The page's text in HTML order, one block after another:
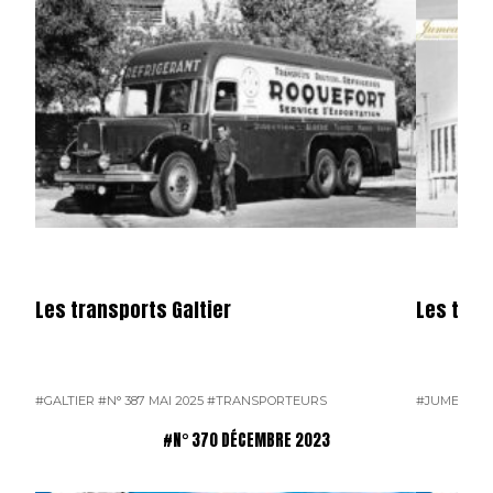
Les transports Galtier
#GALTIER #N° 387 MAI 2025 #TRANSPORTEURS
Les
#JUMEAU
#N° 370 DÉCEMBRE 2023